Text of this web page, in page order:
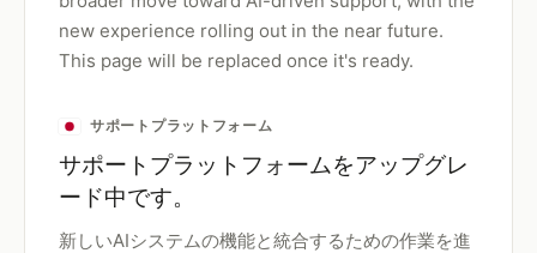
new experience rolling out in the near future.
This page will be replaced once it's ready.
サポートプラットフォーム
サポートプラットフォームをアップグレ
ード中です。
新しいAIシステムの機能と統合するための作業を進